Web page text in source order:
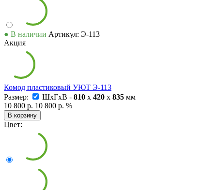
● В наличии Артикул: Э-113
Акция
Комод пластиковый УЮТ Э-113
Размер:
ШxГxВ - 810 x 420 x 835 мм
10 800 р. 10 800 р. %
В корзину
Цвет: